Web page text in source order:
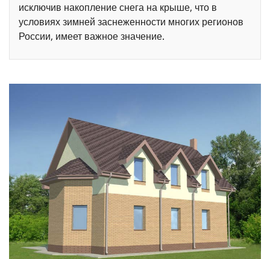
исключив накопление снега на крыше, что в
условиях зимней заснеженности многих регионов
России, имеет важное значение.